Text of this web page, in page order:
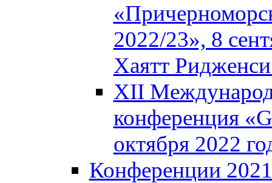
2022/23», 8
Хаятт
XII
конференция
октября 2022
Конференции 2021